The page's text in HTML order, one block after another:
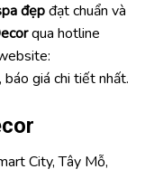
đẹpđạt chuẩn và
qua hotline
giá chi tiết nhất.
City, Tây Mỗ,